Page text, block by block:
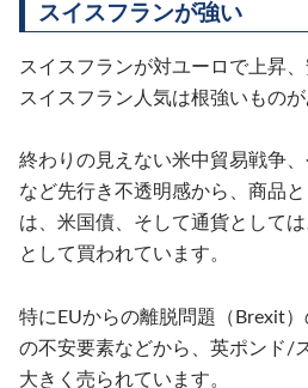
スイスフランが強い
スイスフランが対ユーロで上昇
スイスフラン人気は根強いものが
終わりの見えない米中貿易戦争
など先行き不透明感から、商品
は、米国債、そして通貨として
として買われています。
特に EUからの離脱問題（ Brexit
の不安要素などから、英ポンド/
大きく売られています。